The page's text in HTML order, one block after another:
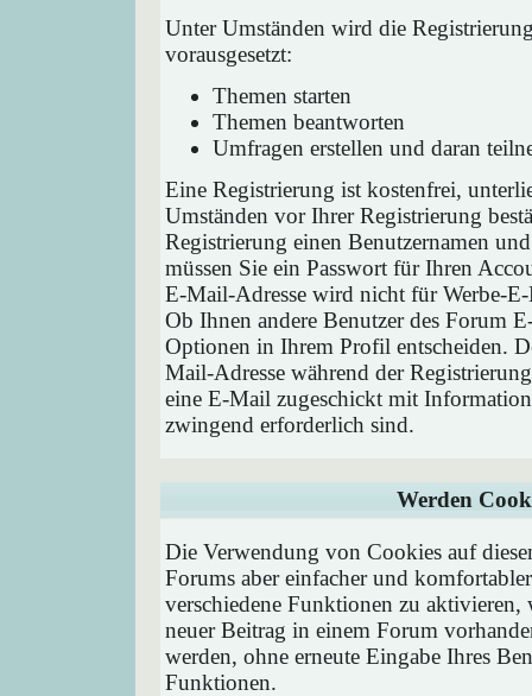
Unter Umständen wird die
vorausgesetzt:
Themen starten
Themen beantworten
Umfragen erstellen und daran
Eine Registrierung ist kostenfrei,
Umständen vor Ihrer Registrierung
Registrierung einen Benutzernamen
müssen Sie ein Passwort für Ihren
E-Mail-Adresse wird nicht für Werbe-
Ob Ihnen andere Benutzer des Forum
Optionen in Ihrem Profil entscheiden.
Mail-Adresse während der
eine E-Mail zugeschickt mit
zwingend erforderlich sind.
Werden
Die Verwendung von Cookies auf
Forums aber einfacher und
verschiedene Funktionen zu
neuer Beitrag in einem Forum
werden, ohne erneute Eingabe Ihres
Funktionen.